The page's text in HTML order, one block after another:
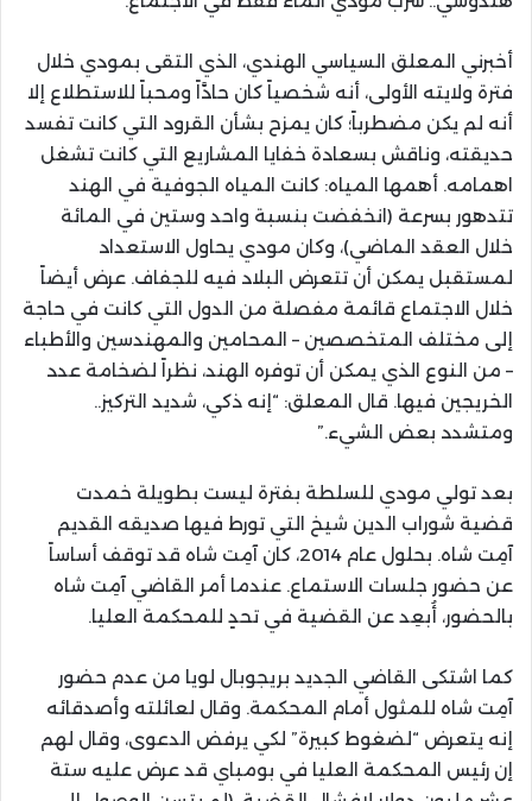
أخبرني المعلق السياسي الهندي، الذي التقى بمودي خلال
فترة ولايته الأولى، أنه شخصياً كان حادَّاً ومحباً للاستطلاع إلا
أنه لم يكن مضطرباً؛ كان يمزح بشأن القرود التي كانت تفسد
حديقته، وناقش بسعادة خفايا المشاريع التي كانت تشغل
اهمامه. أهمها المياه: كانت المياه الجوفية في الهند
تتدهور بسرعة (انخفضت بنسبة واحد وستين في المائة
خلال العقد الماضي)، وكان مودي يحاول الاستعداد
لمستقبل يمكن أن تتعرض البلاد فيه للجفاف. عرض أيضاً
خلال الاجتماع قائمة مفصلة من الدول التي كانت في حاجة
إلى مختلف المتخصصين – المحامين والمهندسين والأطباء
– من النوع الذي يمكن أن توفره الهند، نظراً لضخامة عدد
الخريجين فيها. قال المعلق: “إنه ذكي، شديد التركيز..
ومتشدد بعض الشيء.”
بعد تولي مودي للسلطة بفترة ليست بطويلة خمدت
قضية شوراب الدين شيخ التي تورط فيها صديقه القديم
آمِت شاه. بحلول عام 2014، كان آمِت شاه قد توقف أساساً
عن حضور جلسات الاستماع. عندما أمر القاضي آمِت شاه
بالحضور، أُبعِد عن القضية في تحدٍ للمحكمة العليا.
كما اشتكى القاضي الجديد بريجوبال لويا من عدم حضور
آمِت شاه للمثول أمام المحكمة. وقال لعائلته وأصدقائه
إنه يتعرض “لضغوط كبيرة” لكي يرفض الدعوى، وقال لهم
إن رئيس المحكمة العليا في بومباي قد عرض عليه ستة